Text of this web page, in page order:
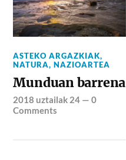
ASTEKO ARGAZKIAK,
NATURA,NAZIOARTEA
Munduan barrena
2018 uztailak 24 —0
Comments